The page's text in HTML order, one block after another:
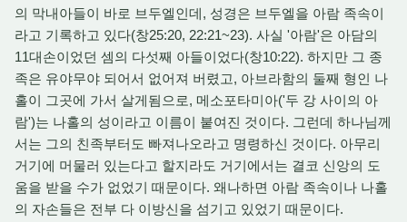
의 막내아들이 바로 브두엘인데, 성경은 브두엘을 아람 족속이
라고 기록하고 있다(창25:20, 22:21~23). 사실 '아람'은 아담의
11대손이었던 셈의 다섯째 아들이었다(창10:22). 하지만 그 종
족은 유야무야 되어서 없어져 버렸고, 아브라함의 둘째 형인 나
홀이 그곳에 가서 살게됨으로, 메소포타미아('두 강 사이의 아
람')는 나홀의 성이라고 이름이 붙여진 것이다. 그런데 하나님께
서는 그의 친족부터도 빠져나오라고 명령하신 것이다. 아무리
거기에 머물러 있는다고 할지라도 거기에서는 결코 신앙의 도
움을 받을 수가 없었기 때문이다. 왜나하면 아람 족속이나 나홀
의 자손들은 전부 다 이방신을 섬기고 있었기 때문이다.